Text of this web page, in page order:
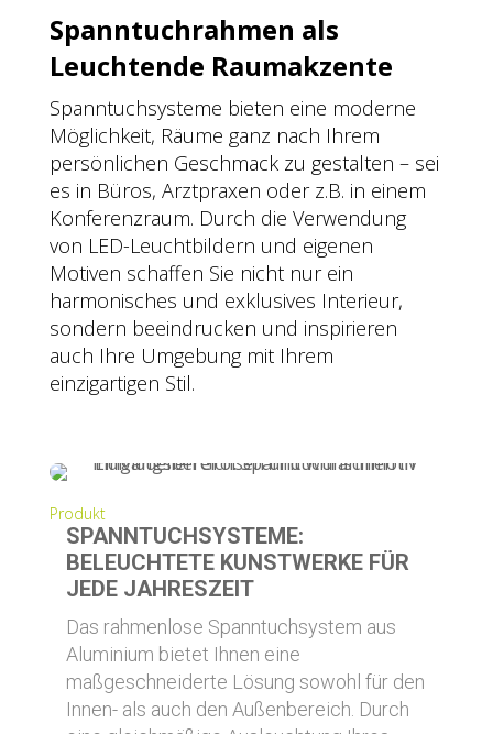
Spanntuchrahmen als
Leuchtende Raumakzente
Spanntuchsysteme bieten eine moderne
Möglichkeit, Räume ganz nach Ihrem
persönlichen Geschmack zu gestalten – sei
es in Büros, Arztpraxen oder z.B. in einem
Konferenzraum. Durch die Verwendung
von LED-Leuchtbildern und eigenen
Motiven schaffen Sie nicht nur ein
harmonisches und exklusives Interieur,
sondern beeindrucken und inspirieren
auch Ihre Umgebung mit Ihrem
einzigartigen Stil.
Produkt
SPANNTUCHSYSTEME:
BELEUCHTETE KUNSTWERKE FÜR
JEDE JAHRESZEIT
Das rahmenlose Spanntuchsystem aus
Aluminium bietet Ihnen eine
maßgeschneiderte Lösung sowohl für den
Innen- als auch den Außenbereich. Durch